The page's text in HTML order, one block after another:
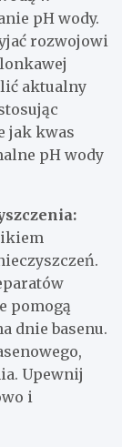
pH wody.
rozwojowi
aktualny
jak kwas
pH wody
pomogą
dnie basenu.
Upewnij
i